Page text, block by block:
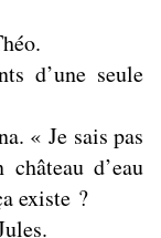
d’une seule
« Je sais pas
d’eau
existe ?